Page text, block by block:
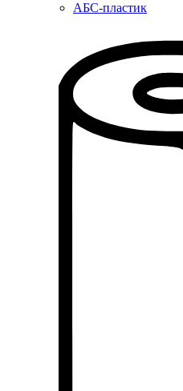
АБС-пластик